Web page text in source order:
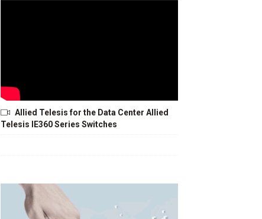
Allied Telesis for the Data Center Allied
Telesis IE360 Series Switches